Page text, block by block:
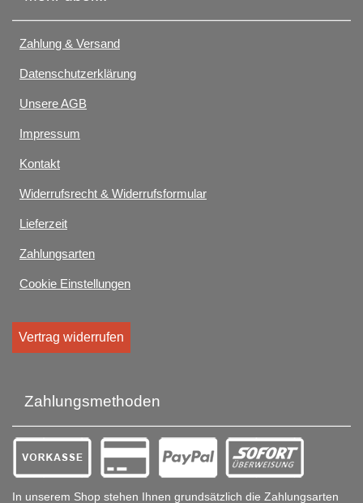
Zahlung & Versand
Datenschutzerklärung
Unsere AGB
Impressum
Kontakt
Widerrufsrecht & Widerrufsformular
Lieferzeit
Zahlungsarten
Cookie Einstellungen
Vertrag widerrufen
Zahlungsmethoden
In unserem Shop stehen Ihnen grundsätzlich die Zahlungsarten